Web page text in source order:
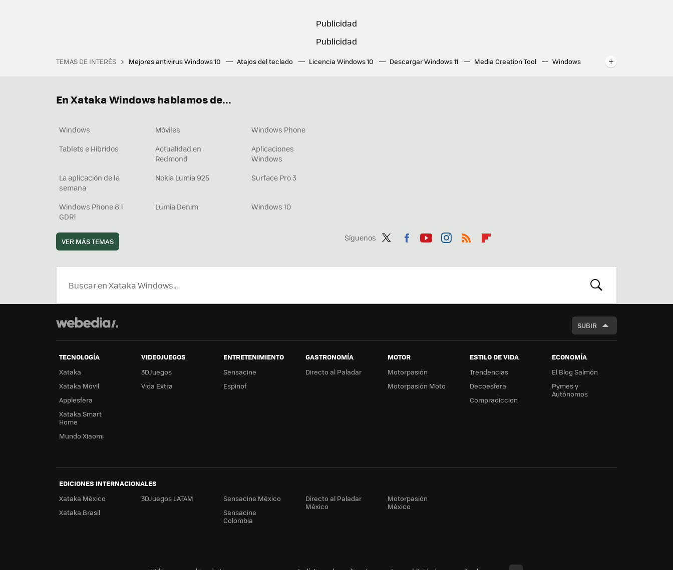
TEMAS DE INTERÉS Mejores antivirus Windows 10 Atajos del teclado Licencia Windows 10 Descargar Windows 11 Media Creation Tool
Windows
Síguenos
ter
ebo tub agr
boa
En Xataka Windows hablamos de...
Windows Móviles
Windows Phone
Tablets e Híbridos
Actualidad en
Redmond
Aplicaciones
Windows
La aplicación de la
semana
Nokia Lumia 925 Surface Pro 3
Windows Phone 8.1
GDR1
Lumia Denim Windows 10
VER MÁS TEMAS
BUSCAR
SUBIR
TECNOLOGÍA
Xataka
Xataka Móvil
Applesfera
Xataka Smart
Home
Mundo Xiaomi
VIDEOJUEGOS
3DJuegos
Vida Extra
ENTRETENIMIENTO
Sensacine
Espinof
GASTRONOMÍA
Directo al Paladar
MOTOR
Motorpasión
Motorpasión Moto
ESTILO DE VIDA
Trendencias
Decoesfera
Compradiccion
ECONOMÍA
El Blog Salmón
Pymes y
Autónomos
EDICIONES INTERNACIONALES
Xataka México
Xataka Brasil
3DJuegos LATAM
Sensacine México
Sensacine
Colombia
Directo al Paladar
México
Motorpasión
México